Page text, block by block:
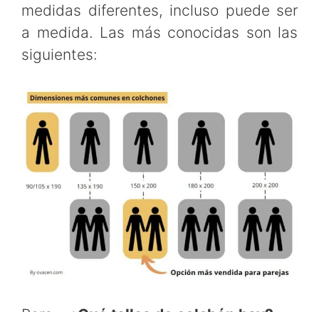
medidas diferentes, incluso puede ser
a medida. Las más conocidas son las
siguientes: